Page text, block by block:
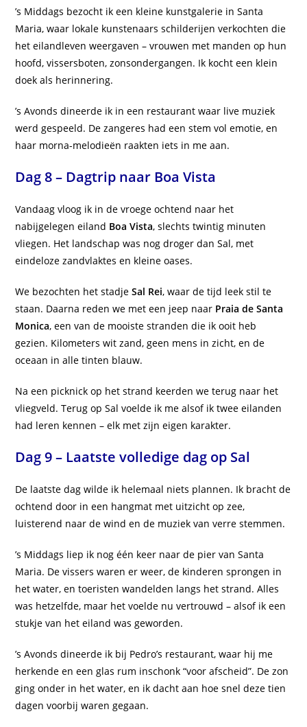
’s Middags bezocht ik een kleine kunstgalerie in Santa
Maria, waar lokale kunstenaars schilderijen verkochten die
het eilandleven weergaven – vrouwen met manden op hun
hoofd, vissersboten, zonsondergangen. Ik kocht een klein
doek als herinnering.
’s Avonds dineerde ik in een restaurant waar live muziek
werd gespeeld. De zangeres had een stem vol emotie, en
haar morna-melodieën raakten iets in me aan.
Dag 8 – Dagtrip naar Boa Vista
Vandaag vloog ik in de vroege ochtend naar het
nabijgelegen eiland Boa Vista, slechts twintig minuten
vliegen. Het landschap was nog droger dan Sal, met
eindeloze zandvlaktes en kleine oases.
We bezochten het stadjeSal Rei, waar de tijd leek stil te
staan. Daarna reden we met een jeep naar Praia de Santa
Monica, een van de mooiste stranden die ik ooit heb
gezien. Kilometers wit zand, geen mens in zicht, en de
oceaan in alle tinten blauw.
Na een picknick op het strand keerden we terug naar het
vliegveld. Terug op Sal voelde ik me alsof ik twee eilanden
had leren kennen – elk met zijn eigen karakter.
Dag 9 – Laatste volledige dag op Sal
De laatste dag wilde ik helemaal niets plannen. Ik bracht de
ochtend door in een hangmat met uitzicht op zee,
luisterend naar de wind en de muziek van verre stemmen.
’s Middags liep ik nog één keer naar de pier van Santa
Maria. De vissers waren er weer, de kinderen sprongen in
het water, en toeristen wandelden langs het strand. Alles
was hetzelfde, maar het voelde nu vertrouwd – alsof ik een
stukje van het eiland was geworden.
’s Avonds dineerde ik bij Pedro’s restaurant, waar hij me
herkende en een glas rum inschonk “voor afscheid”. De zon
ging onder in het water, en ik dacht aan hoe snel deze tien
dagen voorbij waren gegaan.